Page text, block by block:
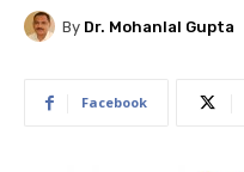
By Dr. Mohanlal Gupta
Facebook